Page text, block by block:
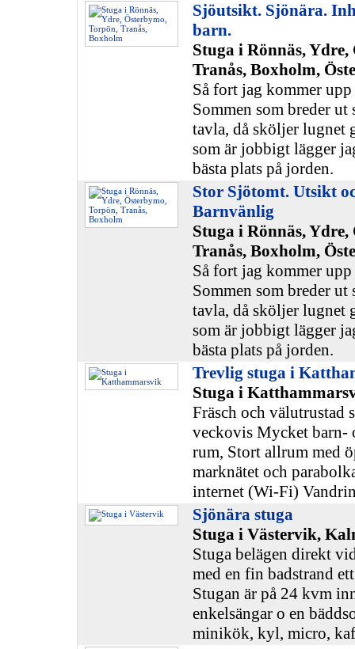
Sjöutsikt. Sjönära.
barn.
Stuga i Rönnäs,
Tranås, Boxholm,
Så fort jag kommer
Sommen som breder
tavla, då sköljer lugnet
som är jobbigt lägger
bästa plats på jorden.
Stor Sjötomt. Utsikt
Barnvänlig
Stuga i Rönnäs,
Tranås, Boxholm,
Så fort jag kommer
Sommen som breder
tavla, då sköljer lugnet
som är jobbigt lägger
bästa plats på jorden.
Trevlig stuga i
Stuga i
Fräsch och välutrustad
veckovis Mycket barn-
rum, Stort allrum med
marknätet och
internet (Wi-Fi)
Sjönära stuga
Stuga i Västervik,
Stuga belägen direkt
med en fin badstrand
Stugan är på 24 kvm
enkelsängar o en
minikök, kyl, micro,